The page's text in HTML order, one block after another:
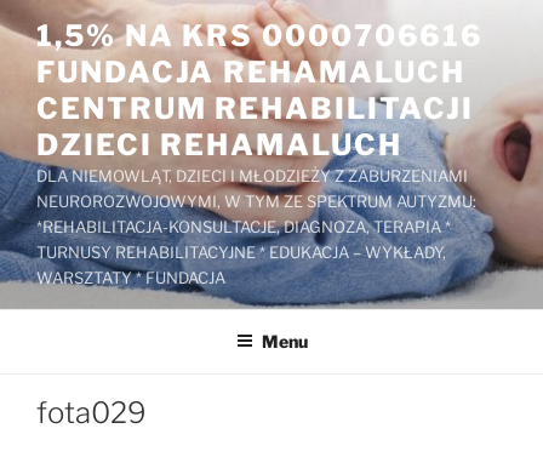
Przejdź
do
treści
1,5% NA KRS 0000706616
FUNDACJA REHAMALUCH
CENTRUM REHABILITACJI
DZIECI REHAMALUCH
DLA NIEMOWLĄT, DZIECI I MŁODZIEŻY Z ZABURZENIAMI
NEUROROZWOJOWYMI, W TYM ZE SPEKTRUM AUTYZMU:
*REHABILITACJA-KONSULTACJE, DIAGNOZA, TERAPIA *
TURNUSY REHABILITACYJNE * EDUKACJA – WYKŁADY,
WARSZTATY * FUNDACJA
Menu
fota029